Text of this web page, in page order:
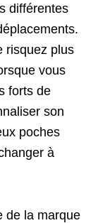
différentes
risquez plus
vous
forts de
son
poches
à
de la marque